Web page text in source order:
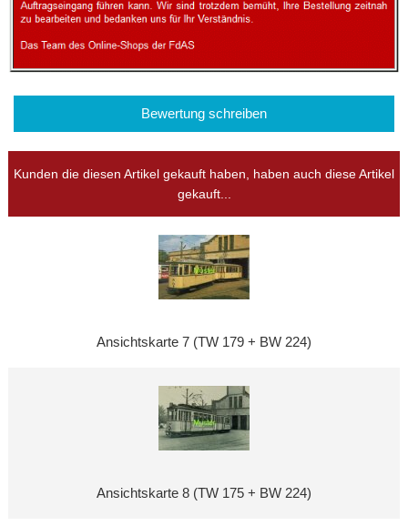
Bewertung schreiben
Kunden die diesen Artikel gekauft haben, haben auch diese Artikel
gekauft...
Ansichtskarte 7 (TW 179 + BW 224)
Ansichtskarte 8 (TW 175 + BW 224)